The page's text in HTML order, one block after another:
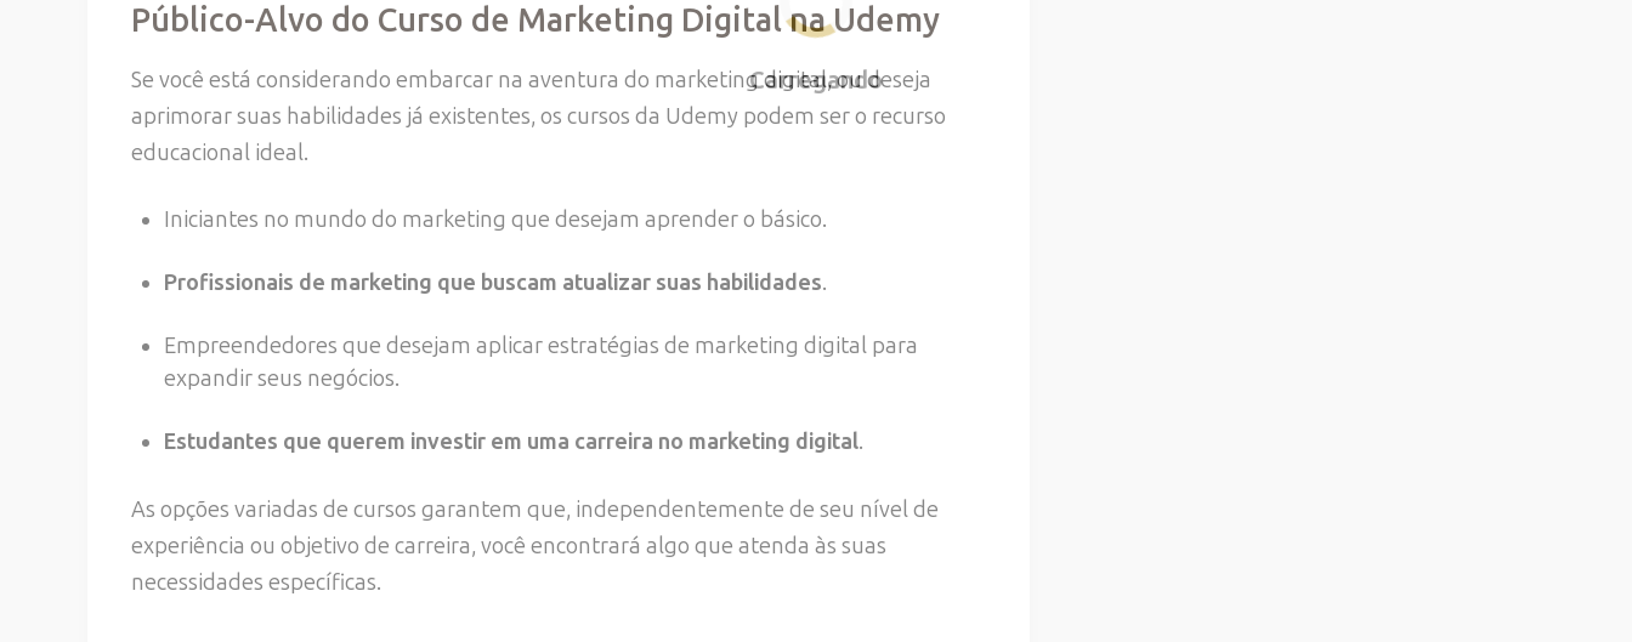
Público-Alvo do Curso de Marketing Digital na Udemy
Se você está considerando embarcar na aventura do marketing digital, ou deseja
aprimorar suas habilidades já existentes, os cursos da Udemy podem ser o recurso
educacional ideal.
Iniciantes no mundo do marketing que desejam aprender o básico.
Profissionais de marketing que buscam atualizar suas habilidades.
Empreendedores que desejam aplicar estratégias de marketing digital para
expandir seus negócios.
Estudantes que querem investir em uma carreira no marketing digital.
As opções variadas de cursos garantem que, independentemente de seu nível de
experiência ou objetivo de carreira, você encontrará algo que atenda às suas
necessidades específicas.